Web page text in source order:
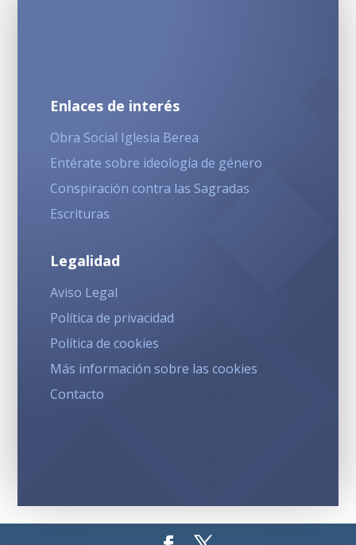
Enlaces de interés
Obra Social Iglesia Berea
Entérate sobre ideología de género
Conspiración contra las Sagradas
Escrituras
Legalidad
Aviso Legal
Política de privacidad
Política de cookies
Más información sobre las cookies
Contacto